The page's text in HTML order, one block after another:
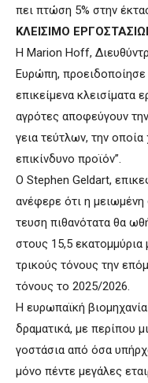
πει πτώση 5% στην
ΚΛΕΙΣΙΜΟ
Η Marion Hoff,
Ευρώπη, προειδοποίησε
επικείμενα κλεισίματα
αγρότες αποφεύγουν
γεια τεύτλων, την οποία
επικίνδυνο προϊόν”.
Ο Stephen Geldart,
ανέφερε ότι η
τευση πιθανότατα θα
στους 15,5 εκατομμύρια
τρικούς τόνους την
τόνους το 2025/2026.
Η ευρωπαϊκή
δραματικά, με περίπου
γοστάσια από όσα
μόνο πέντε μεγάλες